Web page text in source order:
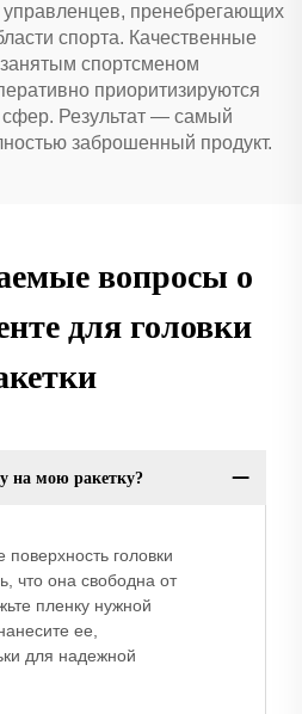
пренебрегающих
спорта. Качественные
спортсменом
приоритизируются
Результат — самый
заброшенный продукт.
вопросы о
для головки
на мою ракетку?
головки
что она свободна от
пленку нужной
ее,
для надежной